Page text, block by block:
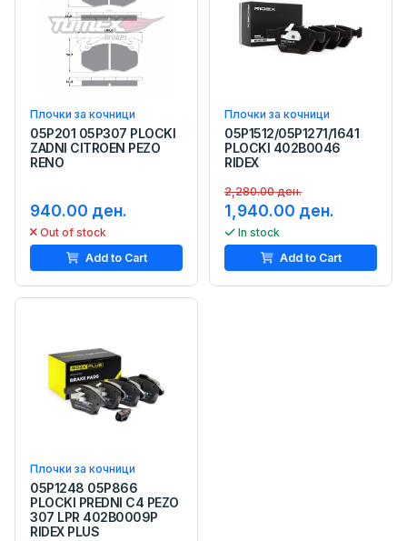
Плочки за кочници
05P201 05P307 PLOCKI
ZADNI CITROEN PEZO
RENO
940.00 ден.
Out of stock
Add to Cart
Плочки за кочници
05P1512/05P1271/1641
PLOCKI 402B0046
RIDEX
2,280.00 ден.
1,940.00 ден.
In stock
Add to Cart
Плочки за кочници
05P1248 05P866
PLOCKI PREDNI C4 PEZO
307 LPR 402B0009P
RIDEX PLUS